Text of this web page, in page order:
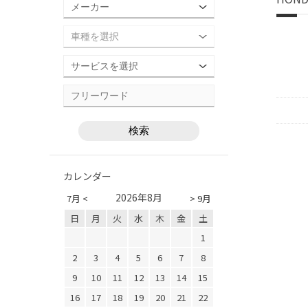
カレンダー
7月 < > 9月
2026年8月
日 月 火 水 木 金
土
1
2
3 4 5 6 7
8
9
10 11 12 13 14
15
16
17 18 19 20 21 22